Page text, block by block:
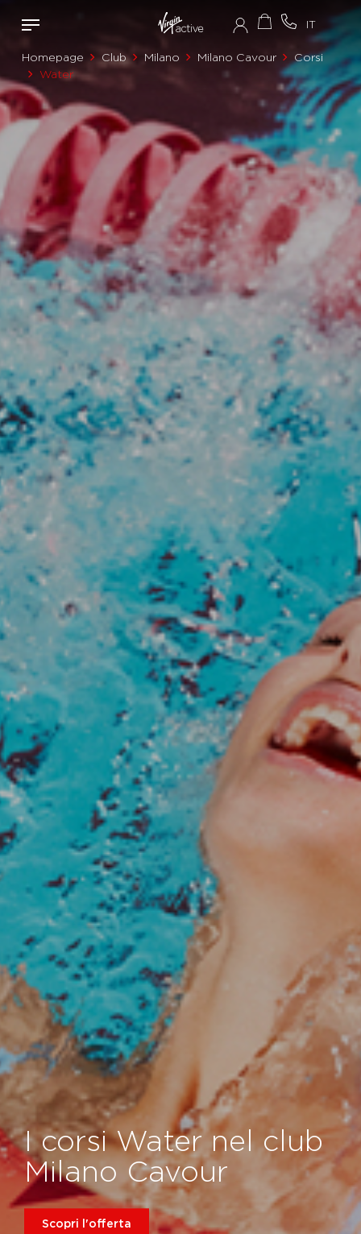
Homepage Club Milano Milano Cavour
Corsi
Water
I corsi Water nel club
Milano Cavour
Scopri l'offerta